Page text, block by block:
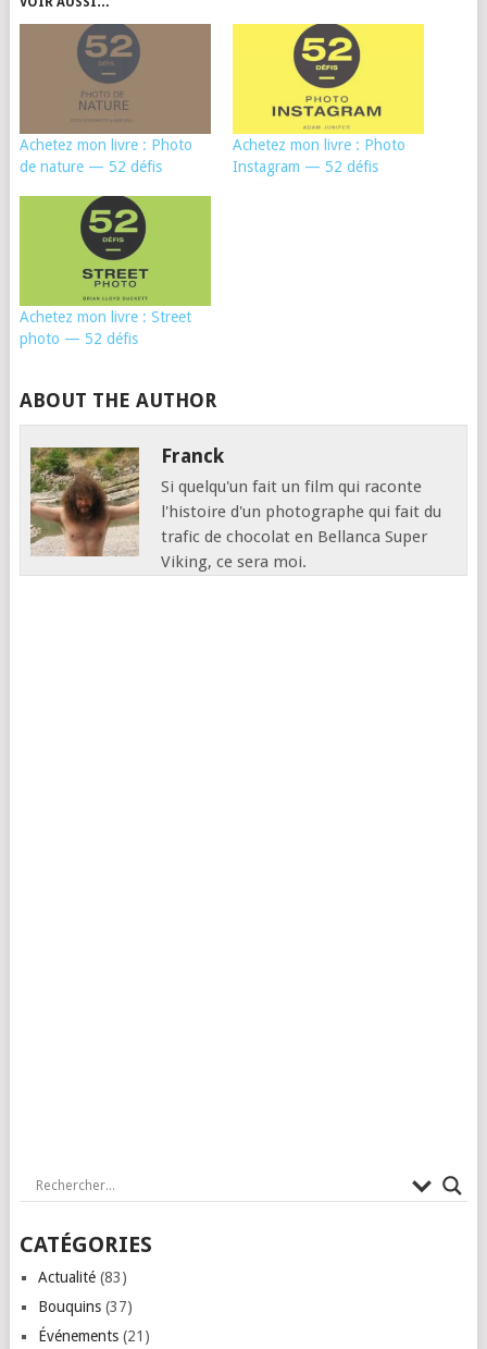
Achetez mon livre : Photo
de nature — 52 défis
Achetez mon livre : Photo
Instagram — 52 défis
Achetez mon livre : Street
photo — 52 défis
ABOUT THE AUTHOR
Franck
Si quelqu'un fait un film qui raconte
l'histoire d'un photographe qui fait du
trafic de chocolat en Bellanca Super
Viking, ce sera moi.
CATÉGORIES
Actualité(83)
Bouquins(37)
Événements(21)